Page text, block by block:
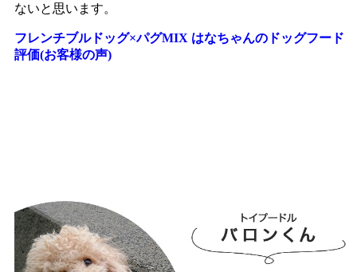
ないと思います。
フレンチブルドッグ×パグMIX はなちゃんのドッグフード
評価(お客様の声)